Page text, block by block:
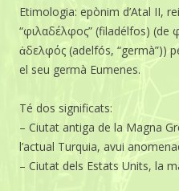
Etimologia: epònim d’Atal II,
“φιλαδέλφος” (filadélfos) (de
ἀδελφός (adelfós, “germà”))
el seu germà Eumenes.
Té dos significats:
– Ciutat antiga de la Magna
l’actual Turquia, avui
– Ciutat dels Estats Units, la